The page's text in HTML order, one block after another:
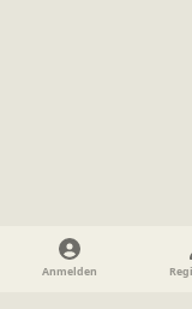
Heller Modus
Dunkler Modus
Anmelden